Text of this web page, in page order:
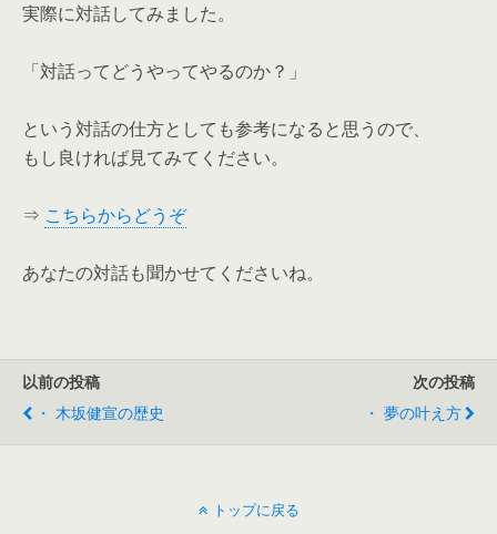
実際に対話してみました。
「対話ってどうやってやるのか？」
という対話の仕方としても参考になると思うので、
もし良ければ見てみてください。
⇒ こちらからどうぞ
あなたの対話も聞かせてくださいね。
以前の投稿
・ 木坂健宣の歴史
次の投稿
・ 夢の叶え方
トップに戻る